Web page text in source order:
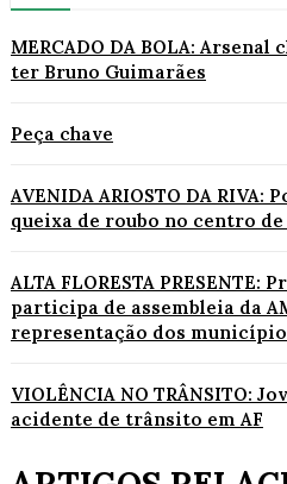
MERCADO DA BOLA: Arsenal
ter Bruno Guimarães
Peça chave
AVENIDA ARIOSTO DA
queixa de roubo no centro de
ALTA FLORESTA PRESENTE:
participa de assembleia da
representação dos
VIOLÊNCIA NO TRÂNSITO:
acidente de trânsito em AF